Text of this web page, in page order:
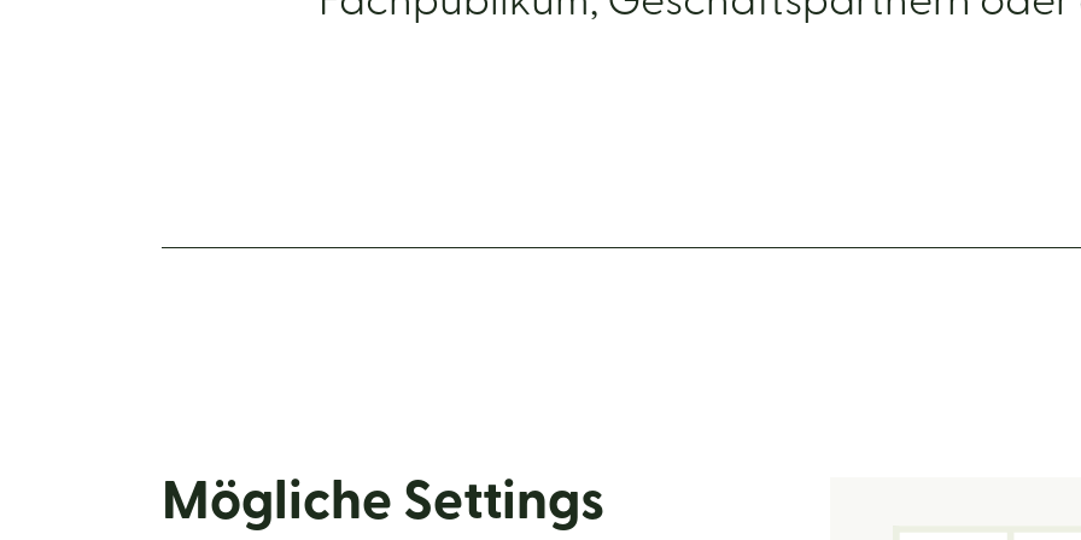
Mögliche Settings